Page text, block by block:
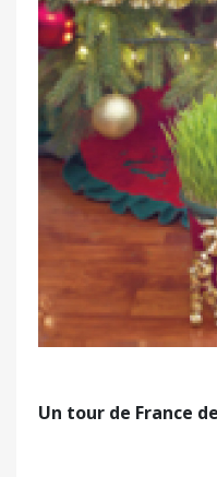
Un tour de France